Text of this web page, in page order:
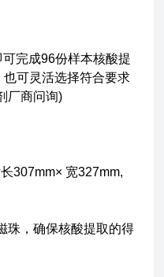
完成96份样本核酸提
可灵活选择符合要求
厂商问询)
307mm× 宽327mm,
珠，确保核酸提取的得